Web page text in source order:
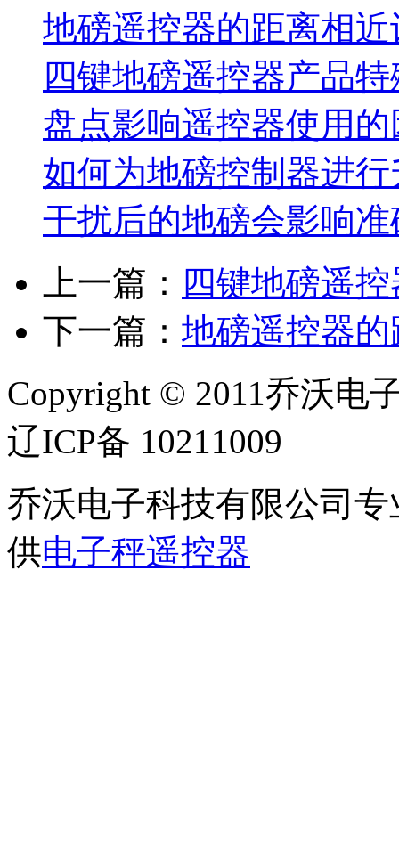
地磅遥控器的距离相近
四键地磅遥控器产品
盘点影响遥控器使用的
如何为地磅控制器进行
干扰后的地磅会影响准
上一篇： 四键地磅遥
下一篇： 地磅遥控器
Copyright © 2011乔沃电
辽ICP备 10211009
乔沃电子科技有限公司
供电子秤遥控器